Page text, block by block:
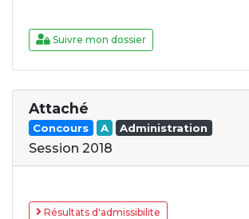
Suivre mon dossier
Attaché
Concours A Administration
Session 2018
Résultats d'admissibilite